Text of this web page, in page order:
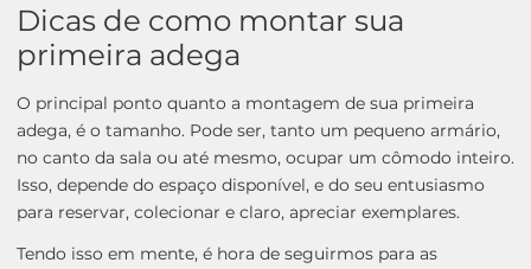
Dicas de como montar sua
primeira adega
O principal ponto quanto a montagem de sua primeira
adega, é o tamanho. Pode ser, tanto um pequeno armário,
no canto da sala ou até mesmo, ocupar um cômodo inteiro.
Isso, depende do espaço disponível, e do seu entusiasmo
para reservar, colecionar e claro, apreciar exemplares.
Tendo isso em mente, é hora de seguirmos para as